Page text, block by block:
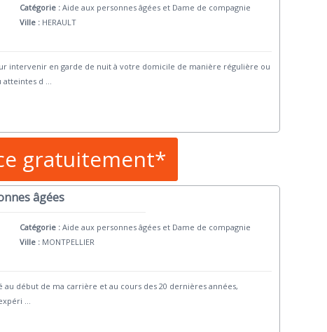
Catégorie : Aide aux personnes âgées et Dame de compagnie
Ville : HERAULT
intervenir en garde de nuit à votre domicile de manière régulière ou
atteintes d ...
gratuitement*
âgées
Catégorie : Aide aux personnes âgées et Dame de compagnie
Ville : MONTPELLIER
au début de ma carrière et au cours des 20 dernières années,
...